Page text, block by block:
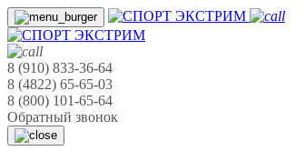
8 (910) 833-36-64
8 (4822) 65-65-03
8 (800) 101-65-64
Обратный звонок